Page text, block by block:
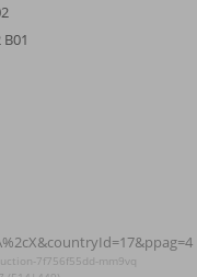
7f756f55dd-mm9vq